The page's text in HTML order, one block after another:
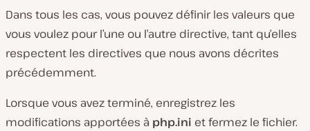
Dans tous les cas, vous pouvez définir les valeurs que
vous voulez pour l’une ou l’autre directive, tant qu’elles
respectent les directives que nous avons décrites
précédemment.
Lorsque vous avez terminé, enregistrez les
modifications apportées à php.ini et fermez le fichier.